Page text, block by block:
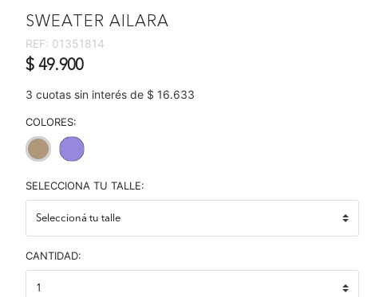
SWEATER AILARA
REF: 01351814
$ 49.900
3 cuotas sin interés de $ 16.633
COLORES:
SELECCIONA TU TALLE:
CANTIDAD: